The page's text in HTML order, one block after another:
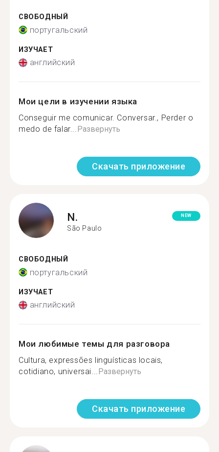
СВОБОДНЫЙ
португальский
ИЗУЧАЕТ
английский
Мои цели в изучении языка
Conseguir me comunicar. Conversar., Perder o
medo de falar...Развернуть
Скачать приложение
N.
São Paulo
NEW
СВОБОДНЫЙ
португальский
ИЗУЧАЕТ
английский
Мои любимые темы для разговора
Cultura, expressões linguísticas locais,
cotidiano, universai...Развернуть
Скачать приложение